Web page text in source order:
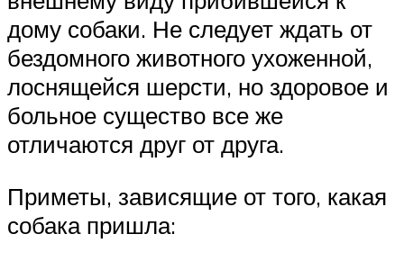
дому собаки. Не следует ждать от
бездомного животного ухоженной,
лоснящейся шерсти, но здоровое и
больное существо все же
отличаются друг от друга.
Приметы, зависящие от того, какая
собака пришла: